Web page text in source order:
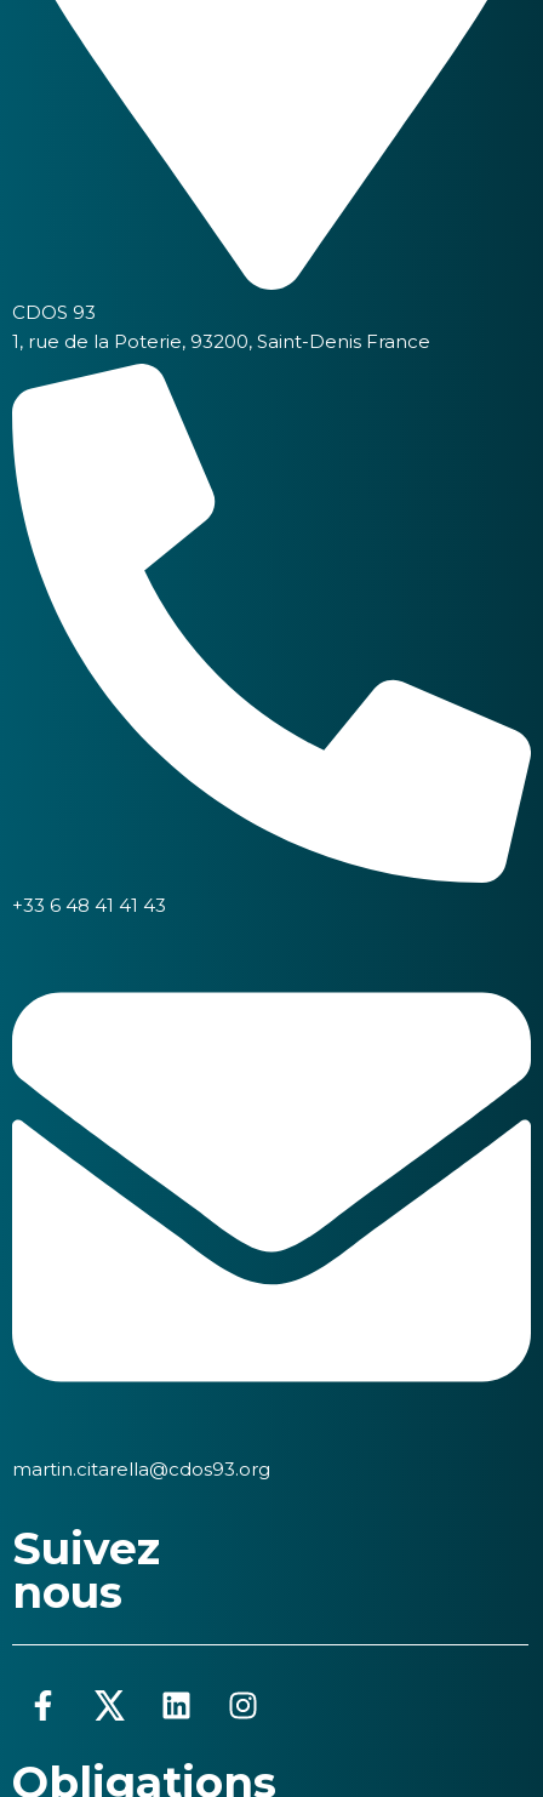
CDOS 93
1, rue de la Poterie, 93200, Saint-Denis France
+33 6 48 41 41 43
martin.citarella@cdos93.org
Suivez
nous
Obligations